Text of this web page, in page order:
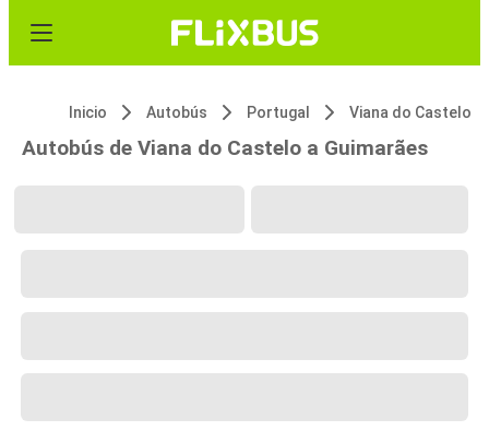
Inicio Autobús Portugal Viana do Castelo
Autobús de Viana do Castelo a Guimarães